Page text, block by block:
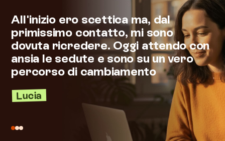
All'inizio ero scettica ma, dal
primissimo contatto, mi sono
dovuta ricredere. Oggi attendo con
ansia le sedute e sono su un vero
percorso di cambiamento
Lucia